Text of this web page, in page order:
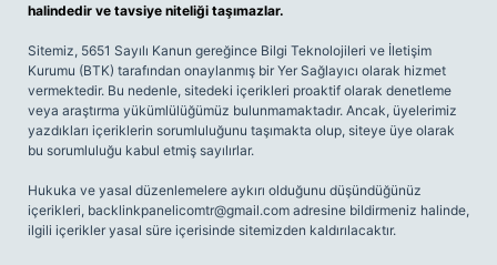
halindedir ve tavsiye niteliği taşımazlar.
Sitemiz, 5651 Sayılı Kanun gereğince Bilgi Teknolojileri ve İletişim
Kurumu (BTK) tarafından onaylanmış bir Yer Sağlayıcı olarak hizmet
vermektedir. Bu nedenle, sitedeki içerikleri proaktif olarak denetleme
veya araştırma yükümlülüğümüz bulunmamaktadır. Ancak, üyelerimiz
yazdıkları içeriklerin sorumluluğunu taşımakta olup, siteye üye olarak
bu sorumluluğu kabul etmiş sayılırlar.
Hukuka ve yasal düzenlemelere aykırı olduğunu düşündüğünüz
içerikleri, backlinkpanelicomtr@gmail.com adresine bildirmeniz halinde,
ilgili içerikler yasal süre içerisinde sitemizden kaldırılacaktır.